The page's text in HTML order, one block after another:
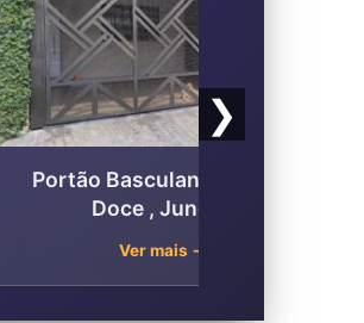
Portão Basculante – Água
Doce , Jundiaí
Ver mais →
❯